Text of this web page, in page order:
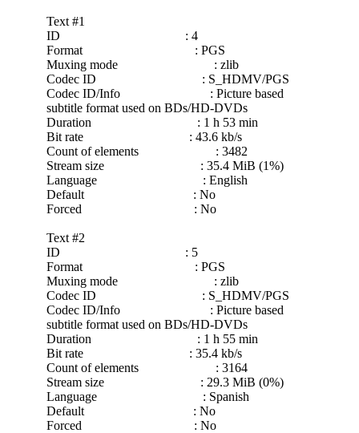
Text #1
ID : 4
Format : PGS
Muxing mode : zlib
Codec ID : S_HDMV/PGS
Codec ID/Info : Picture based
subtitle format used on BDs/HD-DVDs
Duration : 1 h 53 min
Bit rate : 43.6 kb/s
Count of elements : 3482
Stream size : 35.4 MiB (1%)
Language : English
Default : No
Forced : No
Text #2
ID : 5
Format : PGS
Muxing mode : zlib
Codec ID : S_HDMV/PGS
Codec ID/Info : Picture based
subtitle format used on BDs/HD-DVDs
Duration : 1 h 55 min
Bit rate : 35.4 kb/s
Count of elements : 3164
Stream size : 29.3 MiB (0%)
Language : Spanish
Default : No
Forced : No